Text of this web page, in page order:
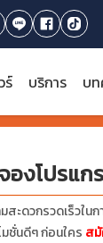
ร์ บริการ บท
งโปรแก
ะดวกรวดเร็วในก
ชั่นดีๆ ก่อนใคร ส